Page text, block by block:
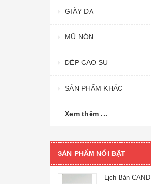
GIÀY DA
MŨ NÓN
DÉP CAO SU
SẢN PHẨM KHÁC
Xem thêm ...
SẢN PHẨM NỔI BẬT
Lịch Bàn